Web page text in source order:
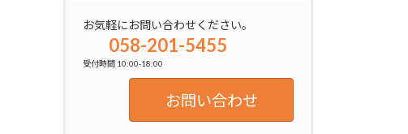
お気軽にお問い合わせください。
058-201-5455
受付時間 10:00-18:00
お問い合わせ